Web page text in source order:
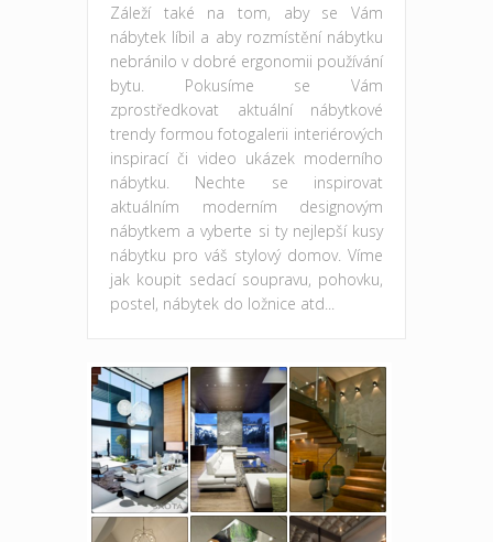
Záleží také na tom, aby se Vám
nábytek líbil a aby rozmístění nábytku
nebránilo v dobré ergonomii používání
bytu. Pokusíme se Vám
zprostředkovat aktuální nábytkové
trendy formou fotogalerii interiérových
inspirací či video ukázek moderního
nábytku. Nechte se inspirovat
aktuálním moderním designovým
nábytkem a vyberte si ty nejlepší kusy
nábytku pro váš stylový domov. Víme
jak koupit sedací soupravu, pohovku,
postel, nábytek do ložnice atd...